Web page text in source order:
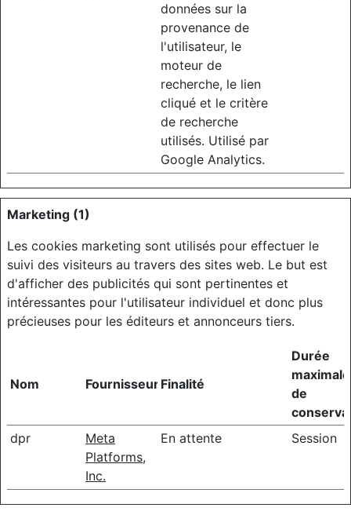
données sur la
provenance de
l'utilisateur, le
moteur de
recherche, le lien
cliqué et le critère
de recherche
utilisés. Utilisé par
Google Analytics.
Marketing (1)
Les cookies marketing sont utilisés pour effectuer le
suivi des visiteurs au travers des sites web. Le but est
d'afficher des publicités qui sont pertinentes et
intéressantes pour l'utilisateur individuel et donc plus
précieuses pour les éditeurs et annonceurs tiers.
Nom Fournisseur Finalité
Durée
maximale
de
dpr
Meta
Platforms,
Inc.
En attente Session